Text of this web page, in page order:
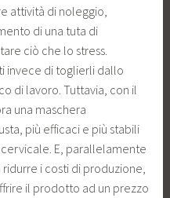
attività di noleggio,
di una tuta di
ciò che lo stress.
invece di toglierli dallo
di lavoro. Tuttavia, con il
una maschera
più efficaci e più stabili
E, parallelamente
i costi di produzione,
il prodotto ad un prezzo